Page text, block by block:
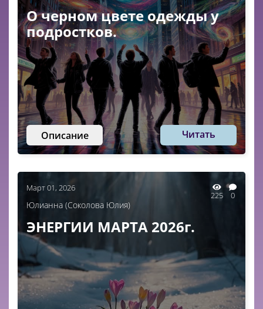
О черном цвете одежды у
подростков.
Описание Читать
Март 01, 2026
225 0
Юлианна (Соколова Юлия)
ЭНЕРГИИ МАРТА 2026г.